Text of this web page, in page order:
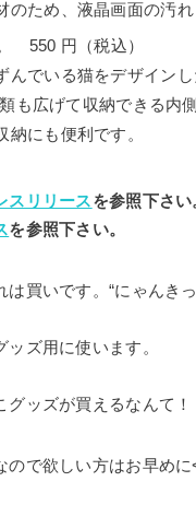
ため、液晶画面の汚れ
550 円（税込）
んでいる猫をデザイン
も広げて収納できる内
にも便利です。
スリリースを参照下さい
を参照下さい。
買いです。“にゃんき
ズ用に使います。
ッズが買えるなんて！
ので欲しい方はお早めに